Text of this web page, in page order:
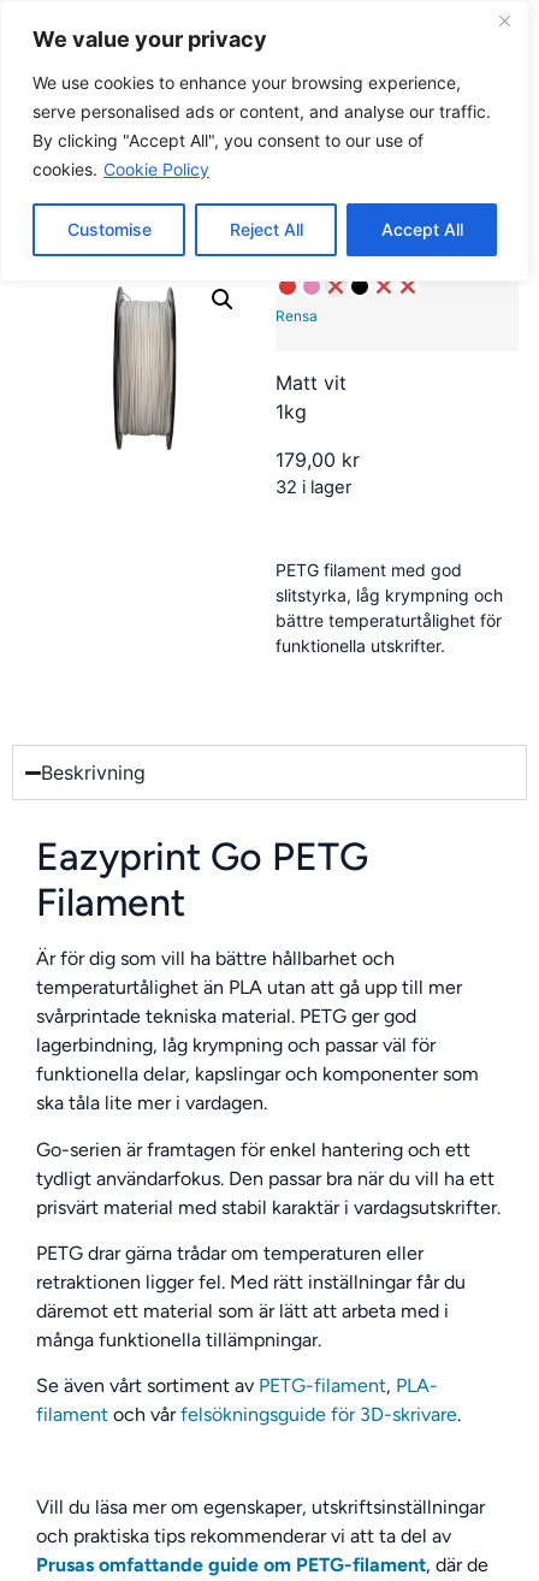
We value your privacy
We use cookies to enhance your browsing experience,
serve personalised ads or content, and analyse our traffic.
By clicking "Accept All", you consent to our use of
cookies. Cookie Policy
Customise Reject All Accept All
Hem/Filament /PETG
Eazyprint Go PETG
Rensa
Matt vit
1kg
179,00 kr
32 i lager
PETG filament med god
slitstyrka, låg krympning och
bättre temperaturtålighet för
funktionella utskrifter.
Beskrivning
Eazyprint Go PETG
Filament
Är för dig som vill ha bättre hållbarhet och
temperaturtålighet än PLA utan att gå upp till mer
svårprintade tekniska material. PETG ger god
lagerbindning, låg krympning och passar väl för
funktionella delar, kapslingar och komponenter som
ska tåla lite mer i vardagen.
Go-serien är framtagen för enkel hantering och ett
tydligt användarfokus. Den passar bra när du vill ha ett
prisvärt material med stabil karaktär i vardagsutskrifter.
PETG drar gärna trådar om temperaturen eller
retraktionen ligger fel. Med rätt inställningar får du
däremot ett material som är lätt att arbeta med i
många funktionella tillämpningar.
Se även vårt sortiment av PETG-filament, PLA-
filament och vårfelsökningsguide för 3D-skrivare.
Vill du läsa mer om egenskaper, utskriftsinställningar
och praktiska tips rekommenderar vi att ta del av
Prusas omfattande guide om PETG-filament, där de